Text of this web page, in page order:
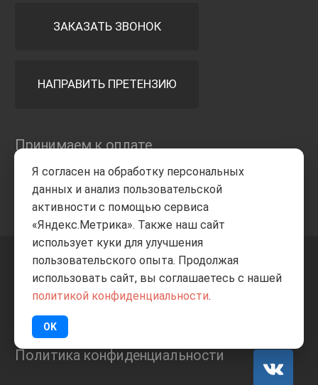
ЗАКАЗАТЬ ЗВОНОК
НАПРАВИТЬ ПРЕТЕНЗИЮ
Принимаем к оплате
+7 8332205-805 ВВЕРХ
ИП Баранов А.С. 2026
Политика конфиденциальности
Я согласен на обработку персональных
данных и анализ пользовательской
активности с помощью сервиса
«Яндекс.Метрика». Также наш сайт
использует куки для улучшения
пользовательского опыта. Продолжая
использовать сайт, вы соглашаетесь с нашей
политикой конфиденциальности.
OK